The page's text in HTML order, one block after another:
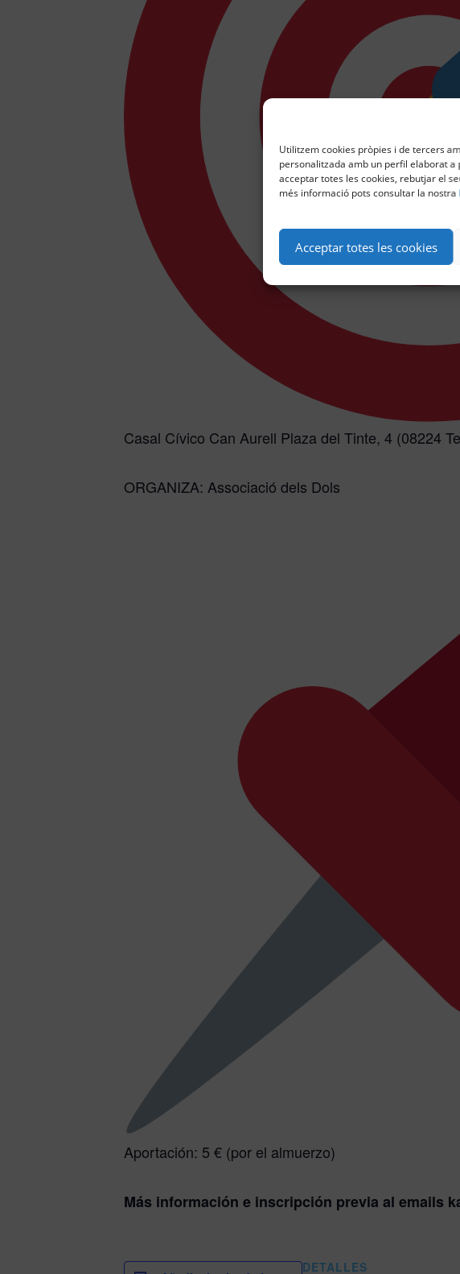
Utilitzem cookies pròpies i de tercers
personalitzada amb un perfil elaborat a
acceptar totes les cookies, rebutjar el
més informació pots consultar la nostra
Acceptar totes les cookies
Casal Cívico Can Aurell Plaza del Tinte, 4 (08224
ORGANIZA: Associació dels Dols
Aportación: 5 € (por el almuerzo)
Más información e inscripción previa al emails
DETALLES